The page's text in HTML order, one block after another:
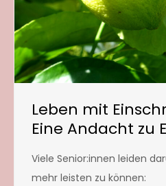
Leben mit
Eine Andacht zu
Viele Senior:innen leiden
mehr leisten zu können: